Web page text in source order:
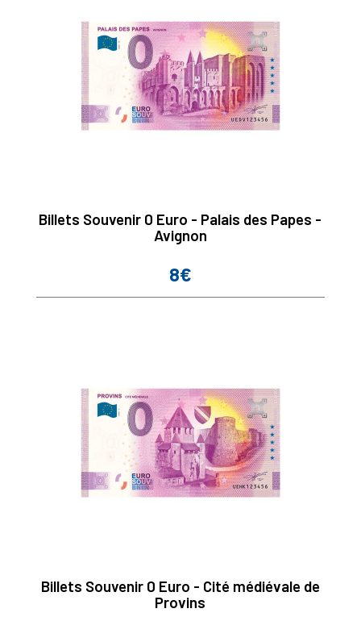
Billets Souvenir 0 Euro - Palais des Papes -
Avignon
Prix
8€
Billets Souvenir 0 Euro - Cité médiévale de
Provins